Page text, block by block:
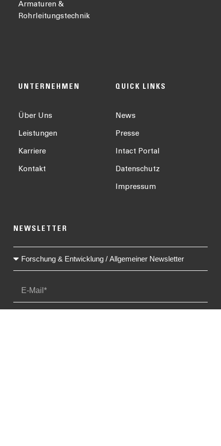
Armaturen &
Rohrleitungstechnik
UNTERNEHMEN
Über Uns
Leistungen
Karriere
Kontakt
QUICK LINKS
News
Presse
Intact Portal
Datenschutz
Impressum
NEWSLETTER